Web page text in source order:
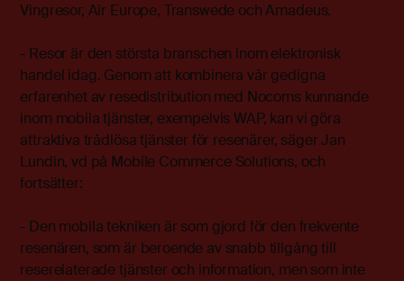
Vingresor, Air Europe, Transwede och Amadeus.
- Resor är den största branschen inom elektronisk
handel idag. Genom att kombinera vår gedigna
erfarenhet av resedistribution med Nocoms kunnande
inom mobila tjänster, exempelvis WAP, kan vi göra
attraktiva trådlösa tjänster för resenärer, säger Jan
Lundin, vd på Mobile Commerce Solutions, och
fortsätter:
- Den mobila tekniken är som gjord för den frekvente
resenären, som är beroende av snabb tillgång till
reserelaterade tjänster och information, men som inte